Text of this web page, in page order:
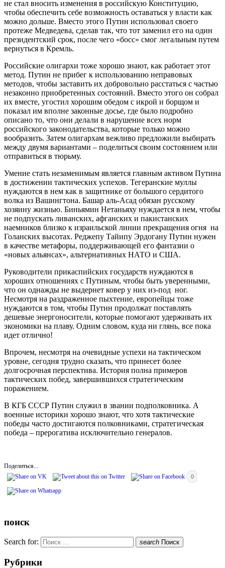
не стал вносить изменения в российскую Конституцию,
чтобы обеспечить себе возможность оставаться у власти как
можно дольше. Вместо этого Путин использовал своего
протеже Медведева, сделав так, что тот заменил его на один
президентский срок, после чего «босс» смог легальным путем
вернуться в Кремль.
Российские олигархи тоже хорошо знают, как работает этот
метод. Путин не прибег к использованию неправовых
методов, чтобы заставить их добровольно расстаться с частью
незаконно приобретенных состояний. Вместо этого он собрал
их вместе, угостил хорошим обедом с икрой и борщом и
показал им вполне законные досье, где было подробно
описано то, что они делали в нарушение всех норм
российского законодательства, которые только можно
вообразить. Затем олигархам вежливо предложили выбирать
между двумя вариантами – поделиться своим состоянием или
отправиться в тюрьму.
Умение стать незаменимым является главным активом Путина
в достижении тактических успехов. Тегеранские муллы
нуждаются в нем как в защитнике от большого сердитого
волка из Вашингтона. Башар аль-Асад обязан русскому
хозяину жизнью. Биньямин Нетаньяху нуждается в нем, чтобы
не подпускать ливанских, афганских и пакистанских
наемников близко к израильской линии прекращения огня на
Голанских высотах. Реджепу Тайипу Эрдогану Путин нужен
в качестве метафоры, поддерживающей его фантазии о
«новых альянсах», альтернативных НАТО и США.
Руководители прикаспийских государств нуждаются в
хороших отношениях с Путиным, чтобы быть уверенными,
что он однажды не выдернет ковер у них из-под ног.
Несмотря на раздраженное пыхтение, европейцы тоже
нуждаются в том, чтобы Путин продолжат поставлять
дешевые энергоносители, которые помогают удерживать их
экономики на плаву. Одним словом, куда ни глянь, все пока
идет отлично!
Впрочем, несмотря на очевидные успехи на тактическом
уровне, сегодня трудно сказать, что принесет более
долгосрочная перспектива. История полна примеров
тактических побед, завершившихся стратегическим
поражением.
В КГБ СССР Путин служил в звании подполковника. А
военные историки хорошо знают, что хотя тактические
победы часто достигаются полковниками, стратегическая
победа – прерогатива исключительно генералов.
Поделиться...
0
поиск
Search for: search Поиск
Рубрики